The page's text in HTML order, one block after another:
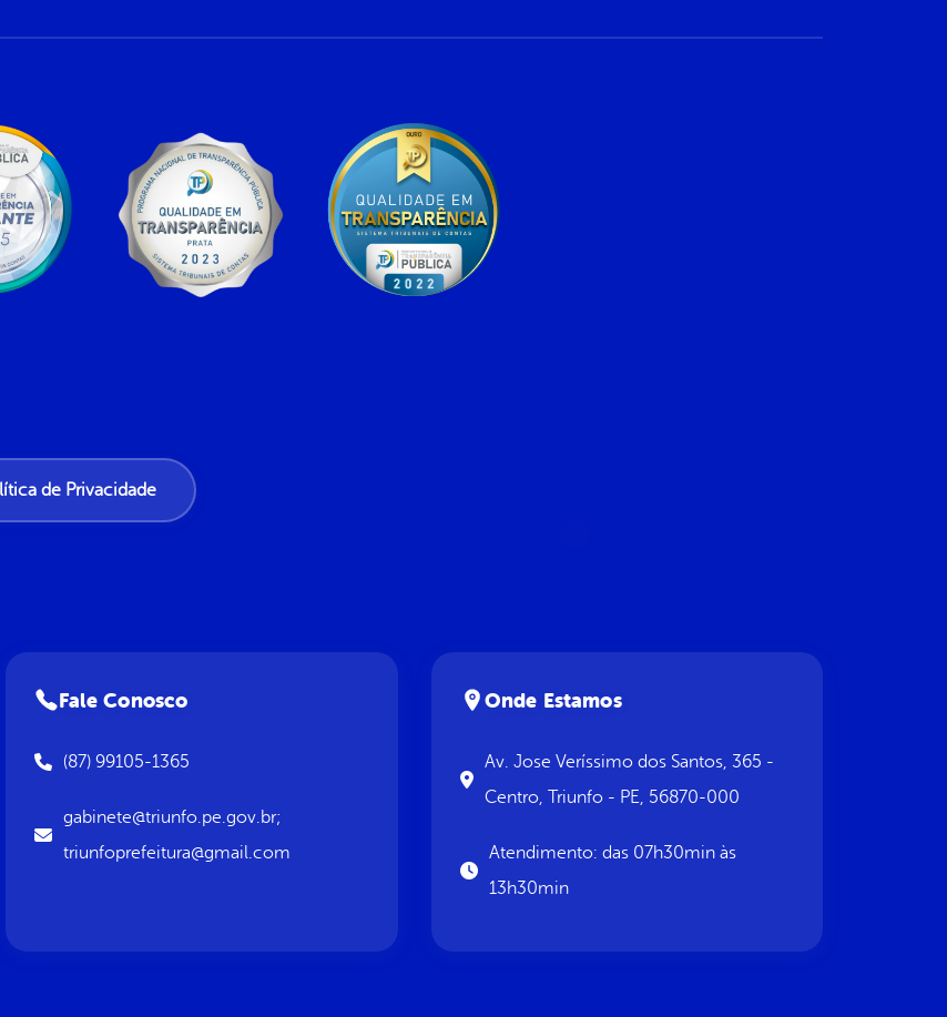
de Privacidade
Fale Conosco
(87) 99105-1365
gabinete@triunfo.pe.gov.br;
triunfoprefeitura@gmail.com
Onde Estamos
Av. Jose Veríssimo dos Santos, 365 -
Centro, Triunfo - PE, 56870-000
Atendimento: das 07h30min às
13h30min